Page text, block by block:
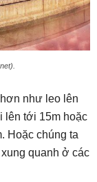
như leo lên
lên tới 15m hoặc
Hoặc chúng ta
quanh ở các